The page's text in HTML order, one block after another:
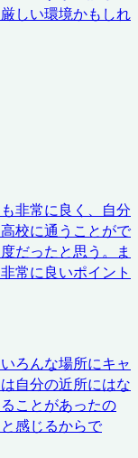
しい環境かもしれ
非常に良く、自分
校に通うことがで
だったと思う。ま
常に良いポイント
ろんな場所にキャ
自分の近所にはな
ことがあったの
感じるからで